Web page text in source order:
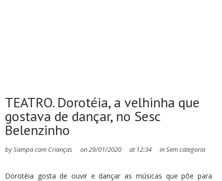
TEATRO. Dorotéia, a velhinha que
gostava de dançar, no Sesc
Belenzinho
bySampa com Crianças on29/01/2020 at 12:34 inSem categoria
Dorotéia gosta de ouvir e dançar as músicas que põe para